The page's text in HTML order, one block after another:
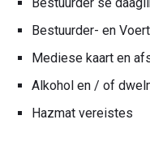
Bestuurder se
Bestuurder- en
Mediese kaart en
Alkohol en / of
Hazmat vereistes